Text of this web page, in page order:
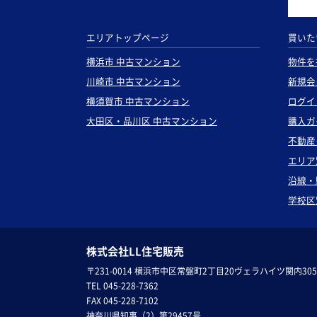
エリアトップページ
横浜市 中古マンション
川崎市 中古マンション
横須賀市 中古マンション
大田区・品川区 中古マンション
買い
物件
新規
ログ
購入
不動
エリ
沿線
学校
株式会社LL住宅販売
〒231-0014 横浜市中区常盤町2丁目20ヴェラハイツ関内305
TEL 045-228-7362
FAX 045-228-7102